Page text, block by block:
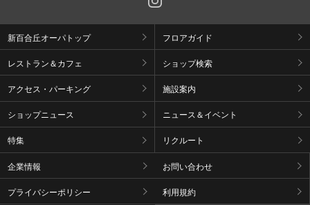
新百合丘オーパトップ フロアガイド
レストラン＆カフェ ショップ検索
アクセス・パーキング 施設案内
ショップニュース ニュース＆イベント
特集 リクルート
企業情報 お問い合わせ
プライバシーポリシー 利用規約